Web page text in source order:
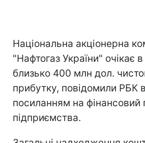
Національна акціонерна
"Нафтогаз України" очікає
близько 400 млн дол.
прибутку, повідомили РБК
посиланням на фінансовий
підприємства.